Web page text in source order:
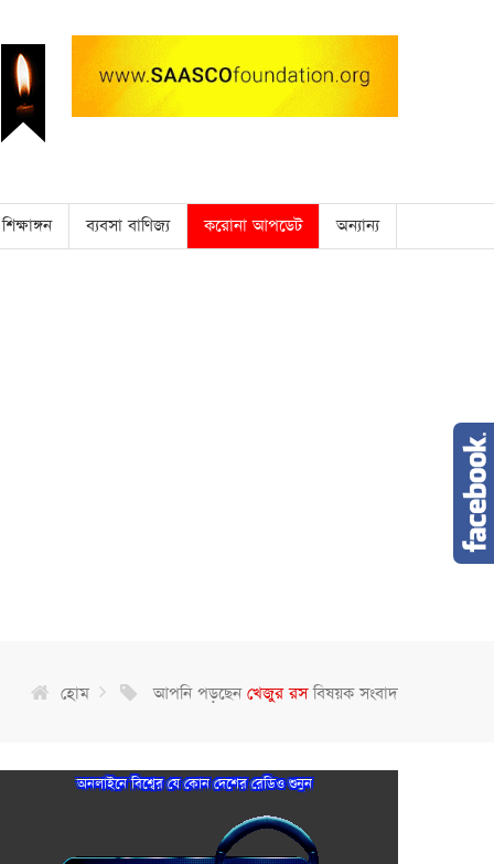
শিক্ষাঙ্গন ব্যবসা বাণিজ্য করোনা আপডেট অন্যান্য
হোম আপনি পড়ছেনখেজুর রসবিষয়ক সংবাদ
অনলাইনে বিশ্বের যে কোন দেশের রেডিও শুনুন